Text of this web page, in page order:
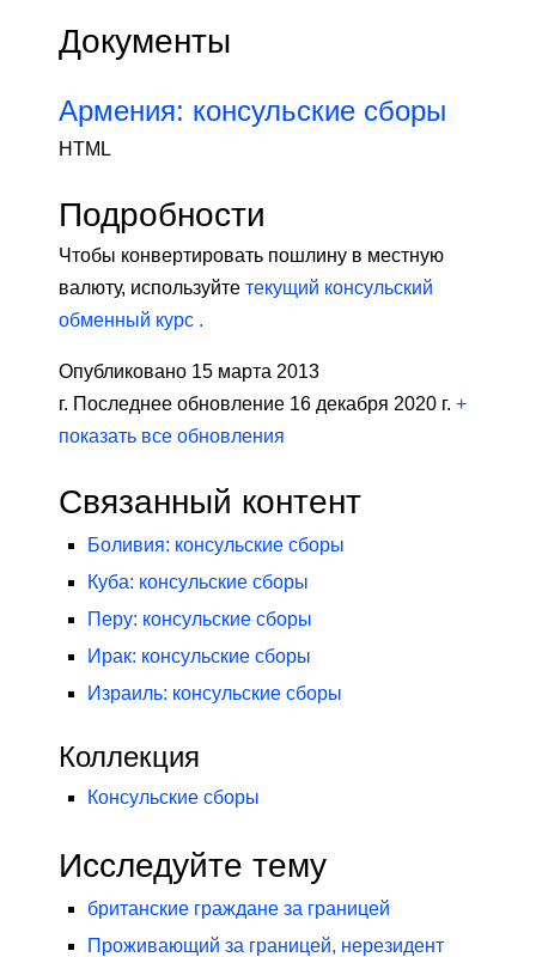
Документы
Армения: консульские сборы
HTML
Подробности
Чтобы конвертировать пошлину в местную
валюту, используйте текущий консульский
обменный курс .
Опубликовано 15 марта 2013
г. Последнее обновление 16 декабря 2020 г. +
показать все обновления
Связанный контент
Боливия: консульские сборы
Куба: консульские сборы
Перу: консульские сборы
Ирак: консульские сборы
Израиль: консульские сборы
Коллекция
Консульские сборы
Исследуйте тему
британские граждане за границей
Проживающий за границей, нерезидент